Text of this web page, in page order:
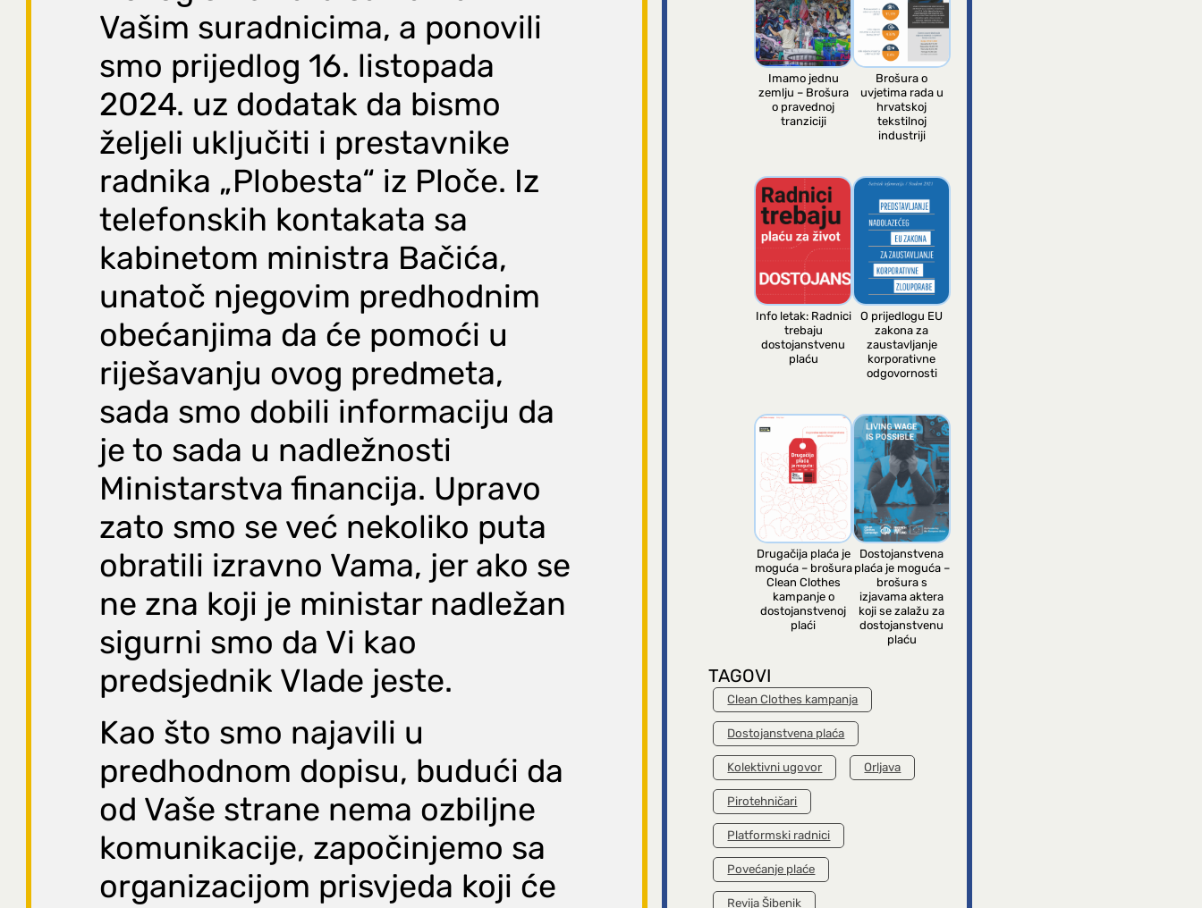
Vašim suradnicima, a ponovili
smo prijedlog 16. listopada
2024. uz dodatak da bismo
željeli uključiti i prestavnike
radnika „Plobesta“ iz Ploče. Iz
telefonskih kontakata sa
kabinetom ministra Bačića,
unatoč njegovim predhodnim
obećanjima da će pomoći u
riješavanju ovog predmeta,
sada smo dobili informaciju da
je to sada u nadležnosti
Ministarstva financija. Upravo
zato smo se već nekoliko puta
obratili izravno Vama, jer ako se
ne zna koji je ministar nadležan
sigurni smo da Vi kao
predsjednik Vlade jeste.
Kao što smo najavili u
predhodnom dopisu, budući da
od Vaše strane nema ozbiljne
komunikacije, započinjemo sa
organizacijom prisvjeda koji će
Imamo jednu
zemlju – Brošura
o pravednoj
tranziciji
Brošura o
uvjetima rada u
hrvatskoj
tekstilnoj
industriji
Info letak: Radnici
trebaju
dostojanstvenu
plaću
O prijedlogu EU
zakona za
zaustavljanje
korporativne
odgovornosti
Drugačija plaća je
moguća – brošura
Clean Clothes
kampanje o
dostojanstvenoj
plaći
Dostojanstvena
plaća je moguća –
brošura s
izjavama aktera
koji se zalažu za
dostojanstvenu
plaću
TAGOVI
Clean Clothes kampanja
Dostojanstvena plaća
Kolektivni ugovor Orljava
Pirotehničari
Platformski radnici
Povećanje plaće
Revija Šibenik